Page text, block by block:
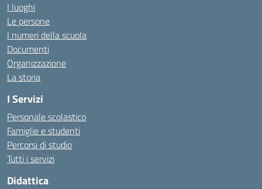
I luoghi
Le persone
I numeri della scuola
Documenti
Organizzazione
La storia
I Servizi
Personale scolastico
Famiglie e studenti
Percorsi di studio
Tutti i servizi
Didattica